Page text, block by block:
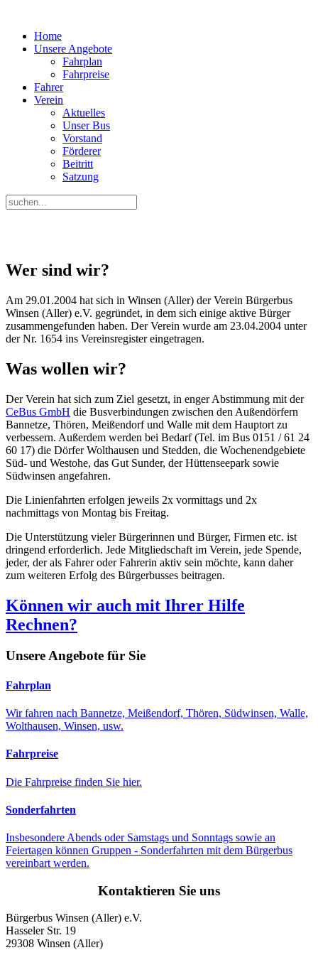
Home
Unsere Angebote
Fahrplan
Fahrpreise
Fahrer
Verein
Aktuelles
Unser Bus
Vorstand
Förderer
Beitritt
Satzung
Wer sind wir?
Am 29.01.2004 hat sich in Winsen (Aller) der Verein Bürgerbus
Winsen (Aller) e.V. gegründet, in dem sich einige aktive Bürger
zusammengefunden haben. Der Verein wurde am 23.04.2004 unter
der Nr. 1654 ins Vereinsregister eingetragen.
Was wollen wir?
Der Verein hat sich zum Ziel gesetzt, in enger Abstimmung mit der
CeBus GmbH die Busverbindungen zwischen den Außendörfern
Bannetze, Thören, Meißendorf und Walle mit dem Hauptort zu
verbessern. Außerdem werden bei Bedarf (Tel. im Bus 0151 / 61 24
60 17) die Dörfer Wolthausen und Stedden, die Wochenendgebiete
Süd- und Westohe, das Gut Sunder, der Hüttenseepark sowie
Südwinsen angefahren.
Die Linienfahrten erfolgen jeweils 2x vormittags und 2x
nachmittags von Montag bis Freitag.
Die Unterstützung vieler Bürgerinnen und Bürger, Firmen etc. ist
dringend erforderlich. Jede Mitgliedschaft im Verein, jede Spende,
jeder, der als Fahrer oder Fahrerin aktiv sein möchte, kann daher
zum weiteren Erfolg des Bürgerbusses beitragen.
Können wir auch mit Ihrer Hilfe
Rechnen?
Unsere Angebote für Sie
Fahrplan
Wir fahren nach Bannetze, Meißendorf, Thören, Südwinsen, Walle,
Wolthausen, Winsen, usw.
Fahrpreise
Die Fahrpreise finden Sie hier.
Sonderfahrten
Insbesondere Abends oder Samstags und Sonntags sowie an
Feiertagen können Gruppen - Sonderfahrten mit dem Bürgerbus
vereinbart werden.
Kontaktieren Sie uns
Bürgerbus Winsen (Aller) e.V.
Hasseler Str. 19
29308 Winsen (Aller)